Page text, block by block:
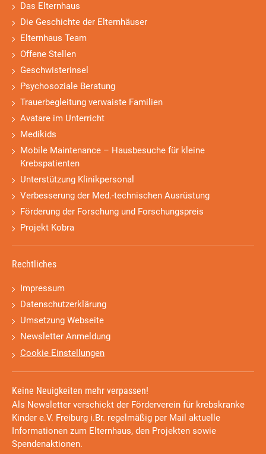
Das Elternhaus
Die Geschichte der Elternhäuser
Elternhaus Team
Offene Stellen
Geschwisterinsel
Psychosoziale Beratung
Trauerbegleitung verwaiste Familien
Avatare im Unterricht
Medikids
Mobile Maintenance – Hausbesuche für kleine
Krebspatienten
Unterstützung Klinikpersonal
Verbesserung der Med.-technischen Ausrüstung
Förderung der Forschung und Forschungspreis
Projekt Kobra
Rechtliches
Impressum
Datenschutzerklärung
Umsetzung Webseite
Newsletter Anmeldung
Cookie Einstellungen
Keine Neuigkeiten mehr verpassen!
Als Newsletter verschickt der Förderverein für krebskranke
Kinder e.V. Freiburg i.Br. regelmäßig per Mail aktuelle
Informationen zum Elternhaus, den Projekten sowie
Spendenaktionen.